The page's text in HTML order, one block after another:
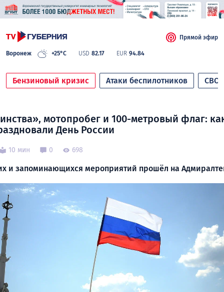
Воронеж +25°C USD 82.17 EUR 94.84
Прямой эфир
Бензиновый кризис Атаки беспилотников СВО
мотопробег и 100-метровый флаг:
День России
10 мин 0 698
и запоминающихся мероприятий прошёл на